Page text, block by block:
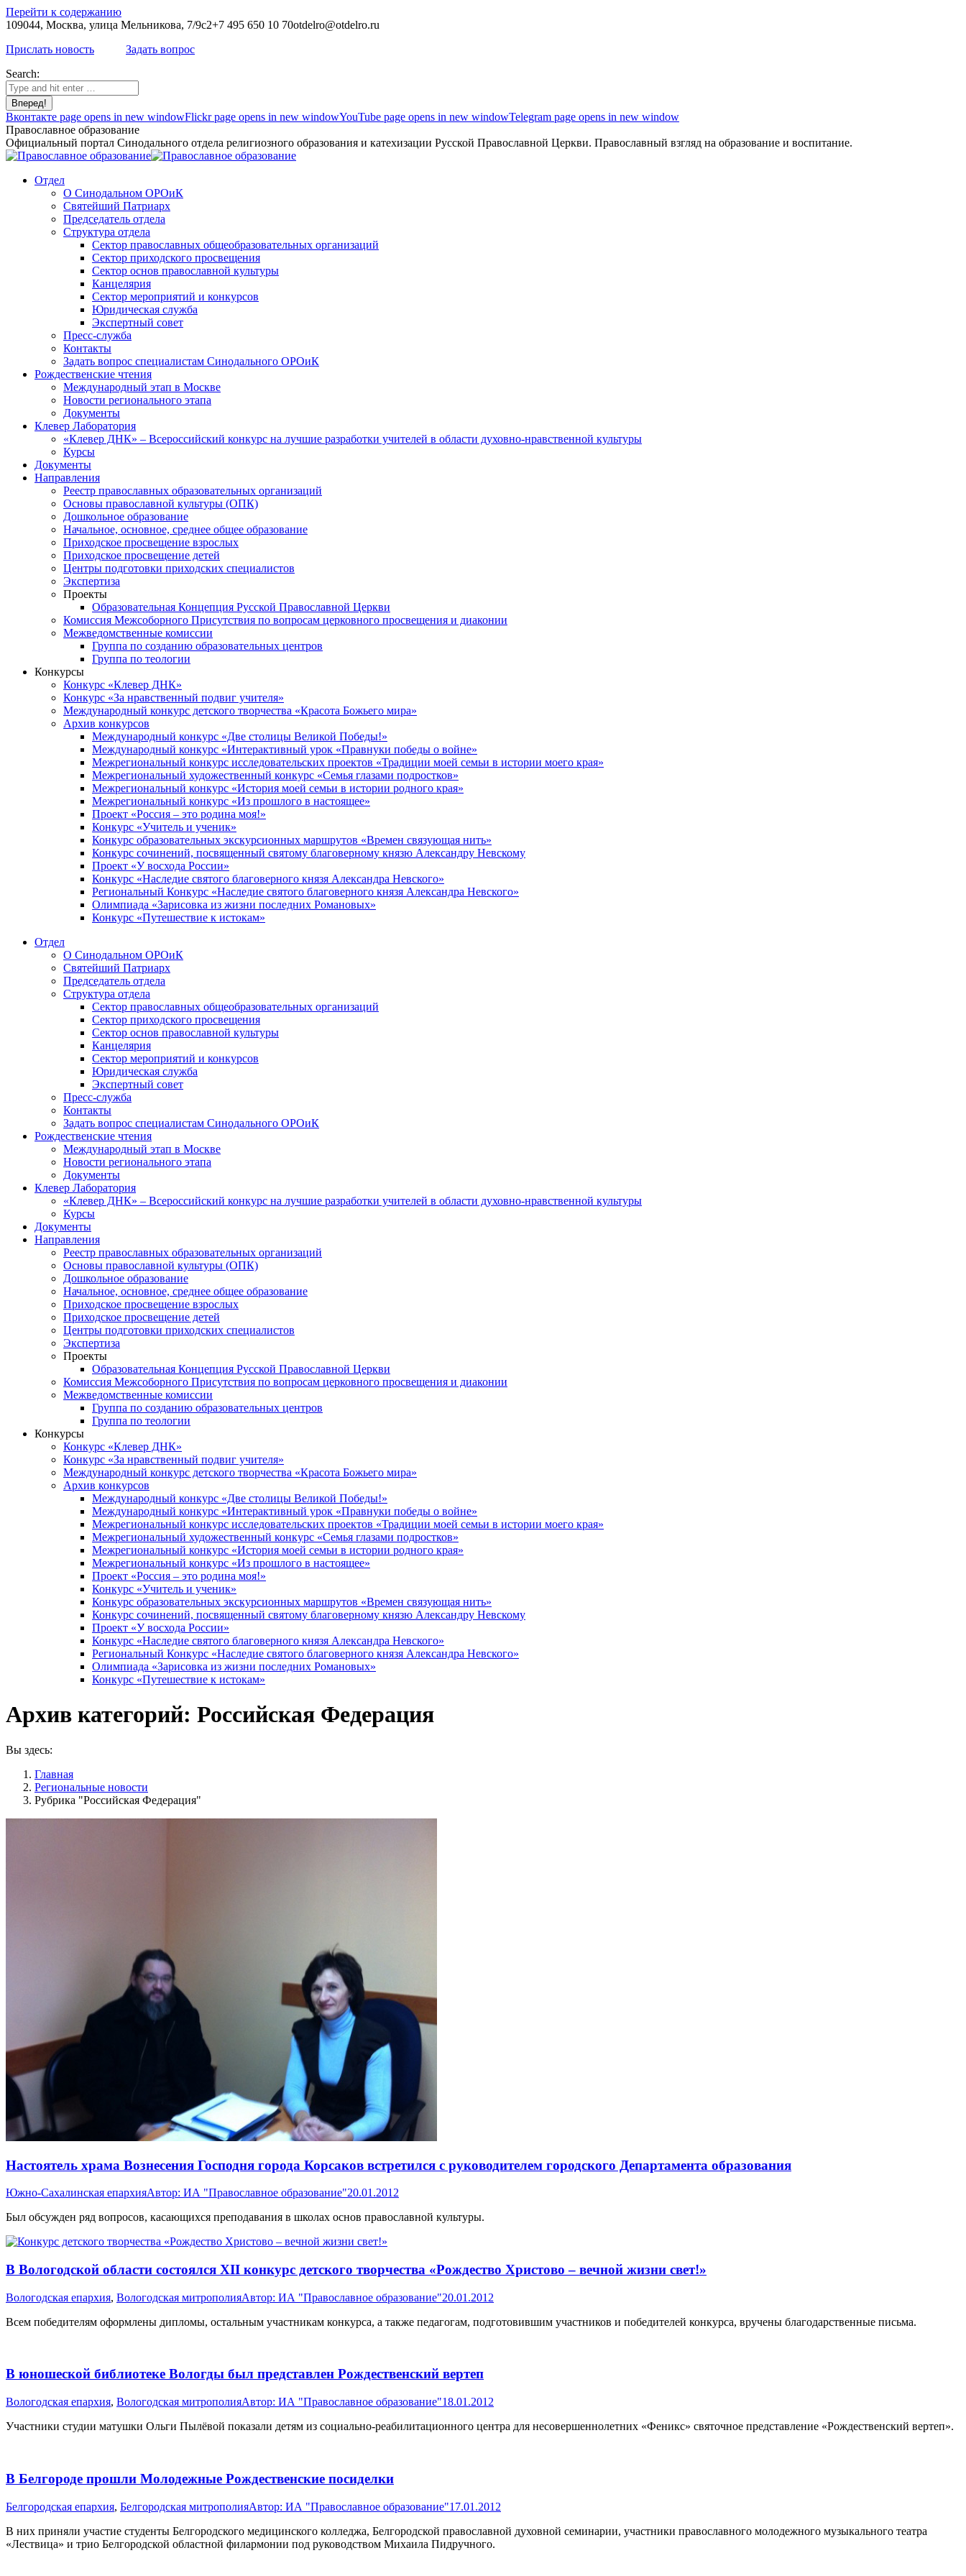
Перейти к содержанию
109044, Москва, улица Мельникова, 7/9с2+7 495 650 10 70otdelro@otdelro.ru
Прислать новость
Задать вопрос
Search:
Вконтакте page opens in new windowFlickr page opens in new windowYouTube page opens in new windowTelegram page opens in new window
Православное образование
Официальный портал Синодального отдела религиозного образования и катехизации Русской Православной Церкви. Православный взгляд на образование и воспитание.
Отдел
О Синодальном ОРОиК
Святейший Патриарх
Председатель отдела
Структура отдела
Сектор православных общеобразовательных организаций
Сектор приходского просвещения
Сектор основ православной культуры
Канцелярия
Сектор мероприятий и конкурсов
Юридическая служба
Экспертный совет
Пресс-служба
Контакты
Задать вопрос специалистам Синодального ОРОиК
Рождественские чтения
Международный этап в Москве
Новости регионального этапа
Документы
Клевер Лаборатория
«Клевер ДНК» – Всероссийский конкурс на лучшие разработки учителей в области духовно-нравственной культуры
Курсы
Документы
Направления
Реестр православных образовательных организаций
Основы православной культуры (ОПК)
Дошкольное образование
Начальное, основное, среднее общее образование
Приходское просвещение взрослых
Приходское просвещение детей
Центры подготовки приходских специалистов
Экспертиза
Проекты
Образовательная Концепция Русской Православной Церкви
Комиссия Межсоборного Присутствия по вопросам церковного просвещения и диаконии
Межведомственные комиссии
Группа по созданию образовательных центров
Группа по теологии
Конкурсы
Конкурс «Клевер ДНК»
Конкурс «За нравственный подвиг учителя»
Международный конкурс детского творчества «Красота Божьего мира»
Архив конкурсов
Международный конкурс «Две столицы Великой Победы!»
Международный конкурс «Интерактивный урок «Правнуки победы о войне»
Межрегиональный конкурс исследовательских проектов «Традиции моей семьи в истории моего края»
Межрегиональный художественный конкурс «Семья глазами подростков»
Межрегиональный конкурс «История моей семьи в истории родного края»
Межрегиональный конкурс «Из прошлого в настоящее»
Проект «Россия – это родина моя!»
Конкурс «Учитель и ученик»
Конкурс образовательных экскурсионных маршрутов «Времен связующая нить»
Конкурс сочинений, посвященный святому благоверному князю Александру Невскому
Проект «У восхода России»
Конкурс «Наследие святого благоверного князя Александра Невского»
Региональный Конкурс «Наследие святого благоверного князя Александра Невского»
Олимпиада «Зарисовка из жизни последних Романовых»
Конкурс «Путешествие к истокам»
Отдел
О Синодальном ОРОиК
Святейший Патриарх
Председатель отдела
Структура отдела
Сектор православных общеобразовательных организаций
Сектор приходского просвещения
Сектор основ православной культуры
Канцелярия
Сектор мероприятий и конкурсов
Юридическая служба
Экспертный совет
Пресс-служба
Контакты
Задать вопрос специалистам Синодального ОРОиК
Рождественские чтения
Международный этап в Москве
Новости регионального этапа
Документы
Клевер Лаборатория
«Клевер ДНК» – Всероссийский конкурс на лучшие разработки учителей в области духовно-нравственной культуры
Курсы
Документы
Направления
Реестр православных образовательных организаций
Основы православной культуры (ОПК)
Дошкольное образование
Начальное, основное, среднее общее образование
Приходское просвещение взрослых
Приходское просвещение детей
Центры подготовки приходских специалистов
Экспертиза
Проекты
Образовательная Концепция Русской Православной Церкви
Комиссия Межсоборного Присутствия по вопросам церковного просвещения и диаконии
Межведомственные комиссии
Группа по созданию образовательных центров
Группа по теологии
Конкурсы
Конкурс «Клевер ДНК»
Конкурс «За нравственный подвиг учителя»
Международный конкурс детского творчества «Красота Божьего мира»
Архив конкурсов
Международный конкурс «Две столицы Великой Победы!»
Международный конкурс «Интерактивный урок «Правнуки победы о войне»
Межрегиональный конкурс исследовательских проектов «Традиции моей семьи в истории моего края»
Межрегиональный художественный конкурс «Семья глазами подростков»
Межрегиональный конкурс «История моей семьи в истории родного края»
Межрегиональный конкурс «Из прошлого в настоящее»
Проект «Россия – это родина моя!»
Конкурс «Учитель и ученик»
Конкурс образовательных экскурсионных маршрутов «Времен связующая нить»
Конкурс сочинений, посвященный святому благоверному князю Александру Невскому
Проект «У восхода России»
Конкурс «Наследие святого благоверного князя Александра Невского»
Региональный Конкурс «Наследие святого благоверного князя Александра Невского»
Олимпиада «Зарисовка из жизни последних Романовых»
Конкурс «Путешествие к истокам»
Архив категорий: Российская Федерация
Вы здесь:
Главная
Pегиональные новости
Рубрика "Российская Федерация"
Настоятель храма Вознесения Господня города Корсаков встретился с руководителем городского Департамента образования
Южно-Сахалинская епархияАвтор: ИА "Православное образование"20.01.2012
Был обсужден ряд вопросов, касающихся преподавания в школах основ православной культуры.
В Вологодской области состоялся XII конкурс детского творчества «Рождество Христово – вечной жизни свет!»
Вологодская епархия, Вологодская митрополияАвтор: ИА "Православное образование"20.01.2012
Всем победителям оформлены дипломы, остальным участникам конкурса, а также педагогам, подготовившим участников и победителей конкурса, вручены благодарственные письма.
В юношеской библиотеке Вологды был представлен Рождественский вертеп
Вологодская епархия, Вологодская митрополияАвтор: ИА "Православное образование"18.01.2012
Участники студии матушки Ольги Пылёвой показали детям из социально-реабилитационного центра для несовершеннолетних «Феникс» святочное представление «Рождественский вертеп».
В Белгороде прошли Молодежные Рождественские посиделки
Белгородская епархия, Белгородская митрополияАвтор: ИА "Православное образование"17.01.2012
В них приняли участие студенты Белгородского медицинского колледжа, Белгородской православной духовной семинарии, участники православного молодежного музыкального театра
«Лествица» и трио Белгородской областной филармонии под руководством Михаила Пидручного.